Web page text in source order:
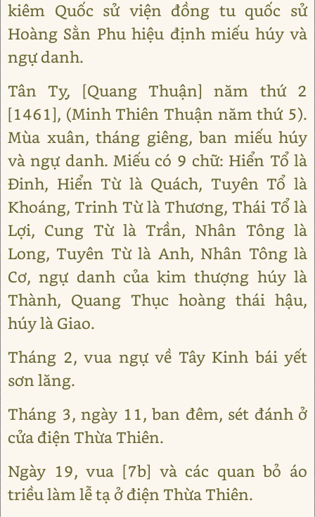
kiêm Quốc sử viện đồng tu quốc sử
Hoàng Sằn Phu hiệu định miếu húy và
ngự danh.
Tân Tỵ, [Quang Thuận] năm thứ 2
[1461], (Minh Thiên Thuận năm thứ 5).
Mùa xuân, tháng giêng, ban miếu húy
và ngự danh. Miếu có 9 chữ: Hiển Tổ là
Đinh, Hiển Từ là Quách, Tuyên Tổ là
Khoáng, Trinh Từ là Thương, Thái Tổ là
Lợi, Cung Từ là Trần, Nhân Tông là
Long, Tuyên Từ là Anh, Nhân Tông là
Cơ, ngự danh của kim thượng húy là
Thành, Quang Thục hoàng thái hậu,
húy là Giao.
Tháng 2, vua ngự về Tây Kinh bái yết
sơn lăng.
Tháng 3, ngày 11, ban đêm, sét đánh ở
cửa điện Thừa Thiên.
Ngày 19, vua [7b] và các quan bỏ áo
triều làm lễ tạ ở điện Thừa Thiên.